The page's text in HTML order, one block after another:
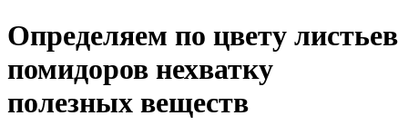
Определяем по цвету листьев
помидоров нехватку
полезных веществ